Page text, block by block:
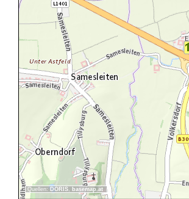
Quellen: DORIS, basemap.at